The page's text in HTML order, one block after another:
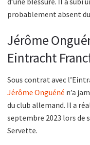
probablement absent
Jérôme
Eintracht
Sous contrat avec
Jérôme Onguéné n’a
du club allemand. Il a
septembre 2023 lors de
Servette.